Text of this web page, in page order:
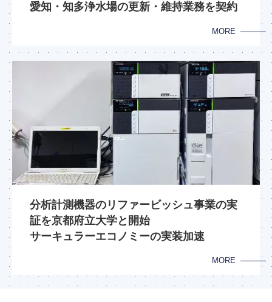
愛知・知多浄水場の更新・維持業務を契約
MORE
分析計測機器のリファービッシュ事業の実
証を京都府立大学と開始
サーキュラーエコノミーの実装加速
MORE